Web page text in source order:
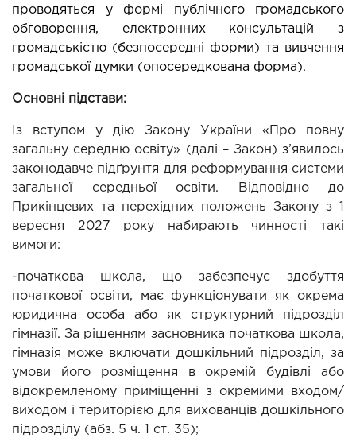
проводяться у формі публічного громадського
обговорення, електронних консультацій з
громадськістю (безпосередні форми) та вивчення
громадської думки (опосередкована форма).
Основні підстави:
Із вступом у дію Закону України «Про повну
загальну середню освіту» (далі – Закон) з’явилось
законодавче підґрунтя для реформування системи
загальної середньої освіти. Відповідно до
Прикінцевих та перехідних положень Закону з 1
вересня 2027 року набирають чинності такі
вимоги:
-початкова школа, що забезпечує здобуття
початкової освіти, має функціонувати як окрема
юридична особа або як структурний підрозділ
гімназії. За рішенням засновника початкова школа,
гімназія може включати дошкільний підрозділ, за
умови його розміщення в окремій будівлі або
відокремленому приміщенні з окремими входом/
виходом і територією для вихованців дошкільного
підрозділу (абз. 5 ч. 1 ст. 35);